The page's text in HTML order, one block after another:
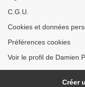
C.G.U.
Cookies et données
Préférences cookies
Voir le profil de Damien
Créer